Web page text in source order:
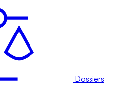
Dossiers